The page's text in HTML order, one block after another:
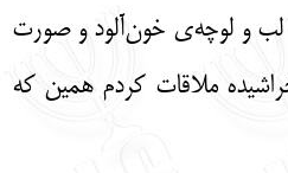
لب و لوچه‌ی خون‌آلود و صورت
ملاقات کردم همین که